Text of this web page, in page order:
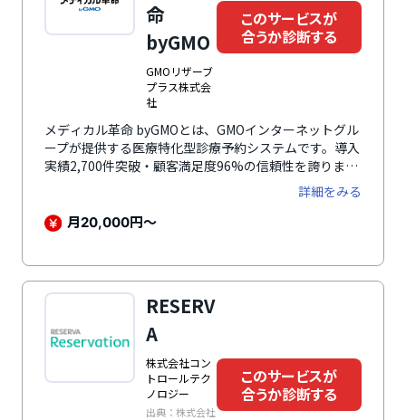
命
byGMO
GMOリザーブ
プラス株式会
社
このサービスが
合うか診断する
メディカル革命 byGMOとは、GMOインターネットグル
ープが提供する医療特化型診療予約システムです。導入
実績2,700件突破・顧客満足度96%の信頼性を誇りま
す。1分単位の緻密な予約管理で稼働率向上・集患強
化・業務効率化・経営可視化を実現。全診療科対応、電
子カルテ連携など豊富なオプションで医療機関の経営を
詳細をみる
月20,000円～
RESERV
A
株式会社コン
トロールテク
ノロジー
出典：株式会社
このサービスが
合うか診断する